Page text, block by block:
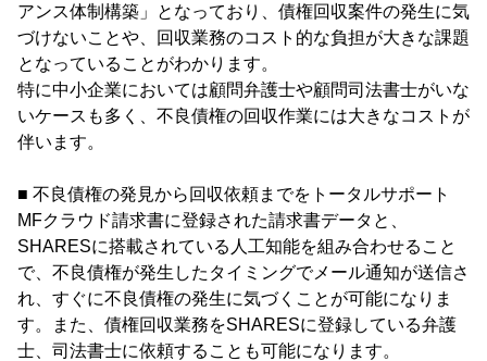
アンス体制構築」となっており、債権回収案件の発生に気
づけないことや、回収業務のコスト的な負担が大きな課題
となっていることがわかります。
特に中小企業においては顧問弁護士や顧問司法書士がいな
いケースも多く、不良債権の回収作業には大きなコストが
伴います。
■ 不良債権の発見から回収依頼までをトータルサポート
MFクラウド請求書に登録された請求書データと、
SHARESに搭載されている人工知能を組み合わせること
で、不良債権が発生したタイミングでメール通知が送信さ
れ、すぐに不良債権の発生に気づくことが可能になりま
す。また、債権回収業務をSHARESに登録している弁護
士、司法書士に依頼することも可能になります。